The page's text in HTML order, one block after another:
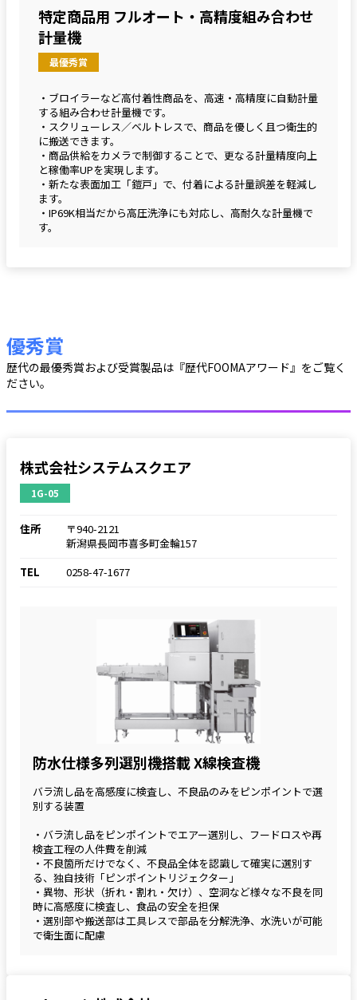
特定商品用 フルオート・高精度組み合わせ
計量機
最優秀賞
・ブロイラーなど高付着性商品を、高速・高精度に自動計量
する組み合わせ計量機です。
・スクリューレス／ベルトレスで、商品を優しく且つ衛生的
に搬送できます。
・商品供給をカメラで制御することで、更なる計量精度向上
と稼働率UPを実現します。
・新たな表面加工「鎧戸」で、付着による計量誤差を軽減し
ます。
・IP69K相当だから高圧洗浄にも対応し、高耐久な計量機で
す。
優秀賞
歴代の最優秀賞および受賞製品は『歴代FOOMAアワード』をご覧く
ださい。
株式会社システムスクエア
1G-05
住所
〒940-2121
新潟県長岡市喜多町金輪157
TEL
0258-47-1677
防水仕様多列選別機搭載 X線検査機
バラ流し品を高感度に検査し、不良品のみをピンポイントで選
別する装置
・バラ流し品をピンポイントでエアー選別し、フードロスや再
検査工程の人件費を削減
・不良箇所だけでなく、不良品全体を認識して確実に選別す
る、独自技術「ピンポイントリジェクター」
・異物、形状（折れ・割れ・欠け）、空洞など様々な不良を同
時に高感度に検査し、食品の安全を担保
・選別部や搬送部は工具レスで部品を分解洗浄、水洗いが可能
で衛生面に配慮